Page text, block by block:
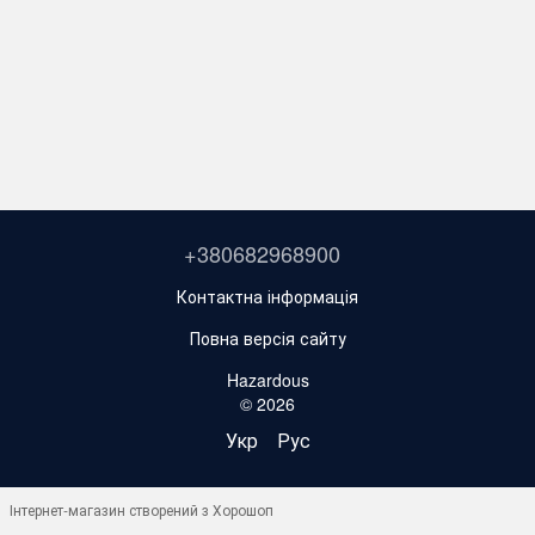
+380682968900
Контактна інформація
Повна версія сайту
Hazardous
© 2026
Укр Рус
Інтернет-магазин створений з Хорошоп